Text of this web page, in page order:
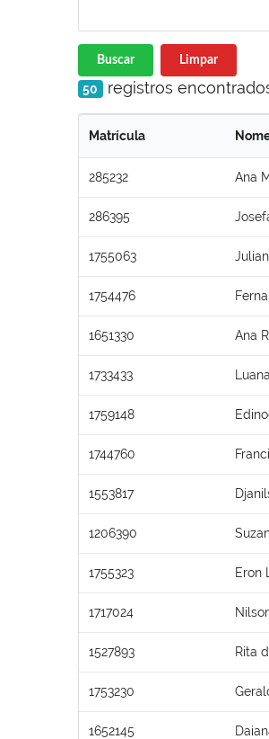
Buscar Limpar
50 registros
Matrícula
285232 Ana
286395
1755063
1754476
1651330 Ana
1733433
1759148
1744760
1553817
1206390
1755323 Eron
1717024
1527893 Rita
1753230
1652145